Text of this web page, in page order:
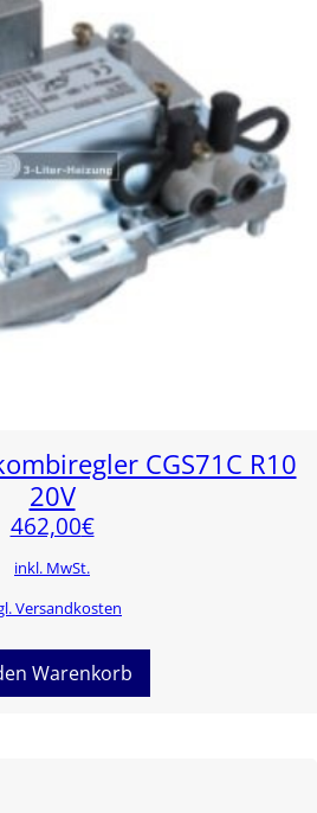
CGS71C R10
20V
462,00€
inkl. MwSt.
Versandkosten
Warenkorb